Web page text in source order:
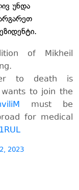
უნდა
of Mikheil
to death is
to join the
must be
for medical
2023